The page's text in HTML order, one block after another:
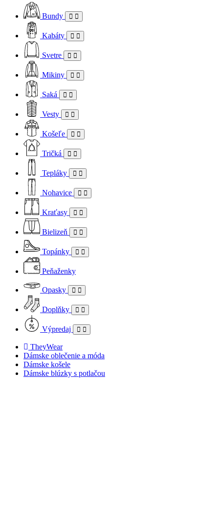
Bundy
Kabáty
Svetre
Mikiny
Saká
Vesty
Košeľe
Tričká
Tepláky
Nohavice
Kraťasy
Bielizeň
Topánky
Peňaženky
Opasky
Doplňky
Výpredaj
TheyWear
Dámske oblečenie a móda
Dámske košele
Dámske blúzky s potlačou